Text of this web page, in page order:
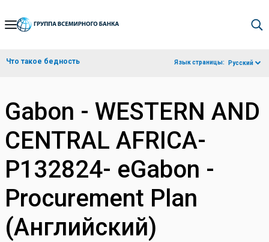
Skip
Navigation
Что такое бедность Язык страницы: Русский
Gabon - WESTERN AND
CENTRAL AFRICA-
P132824- eGabon -
Procurement Plan
(Английский)